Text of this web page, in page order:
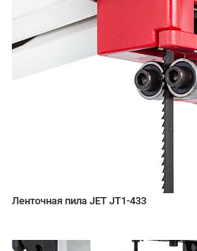
Ленточная пила JET JT1-433